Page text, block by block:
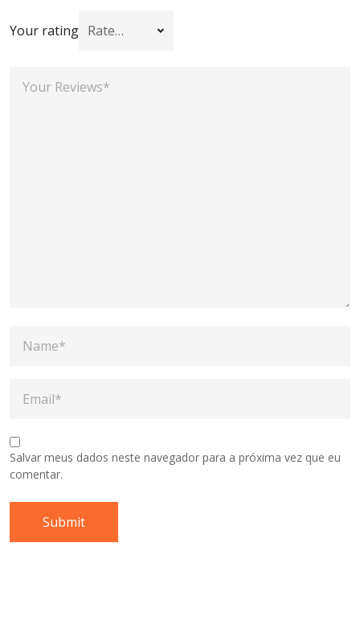
Your rating
Salvar meus dados neste navegador para a próxima vez que eu
comentar.